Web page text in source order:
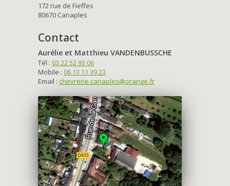
172 rue de Fieffes
80670 Canaples
Contact
Aurélie et Matthieu VANDENBUSSCHE
Tél : 03 22 52 93 06
Mobile : 06 13 11 39 23
Email : chevrerie.canaples@orange.fr